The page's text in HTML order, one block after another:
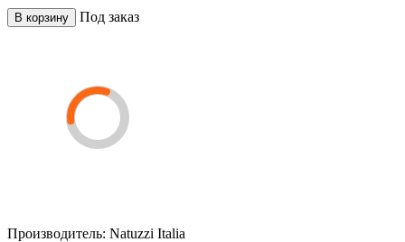
В корзину Под заказ
Производитель: Natuzzi Italia